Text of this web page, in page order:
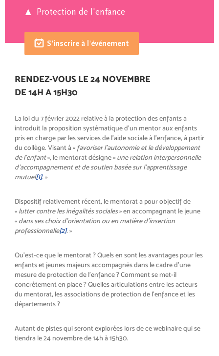
Protection de l'enfance
S'inscrire à l'événement
RENDEZ-VOUS LE 24 NOVEMBRE
DE 14H A 15H30
La loi du 7 février 2022 relative à la protection des enfants a
introduit la proposition systématique d’un mentor aux enfants
pris en charge par les services de l’aide sociale à l’enfance, à partir
du collège. Visant à « favoriser l’autonomie et le développement
de l’enfant», le mentorat désigne « une relation interpersonnelle
d’accompagnement et de soutien basée sur l’apprentissage
mutuel[1]. »
Dispositif relativement récent, le mentorat a pour objectif de
« lutter contre les inégalités sociales» en accompagnant le jeune
« dans ses choix d’orientation ou en matière d’insertion
professionnelle[2]. »
Qu’est-ce que le mentorat ? Quels en sont les avantages pour les
enfants et jeunes majeurs accompagnés dans le cadre d’une
mesure de protection de l’enfance ? Comment se met-il
concrètement en place ? Quelles articulations entre les acteurs
du mentorat, les associations de protection de l’enfance et les
départements ?
Autant de pistes qui seront explorées lors de ce webinaire qui se
tiendra le 24 novembre de 14h à 15h30.